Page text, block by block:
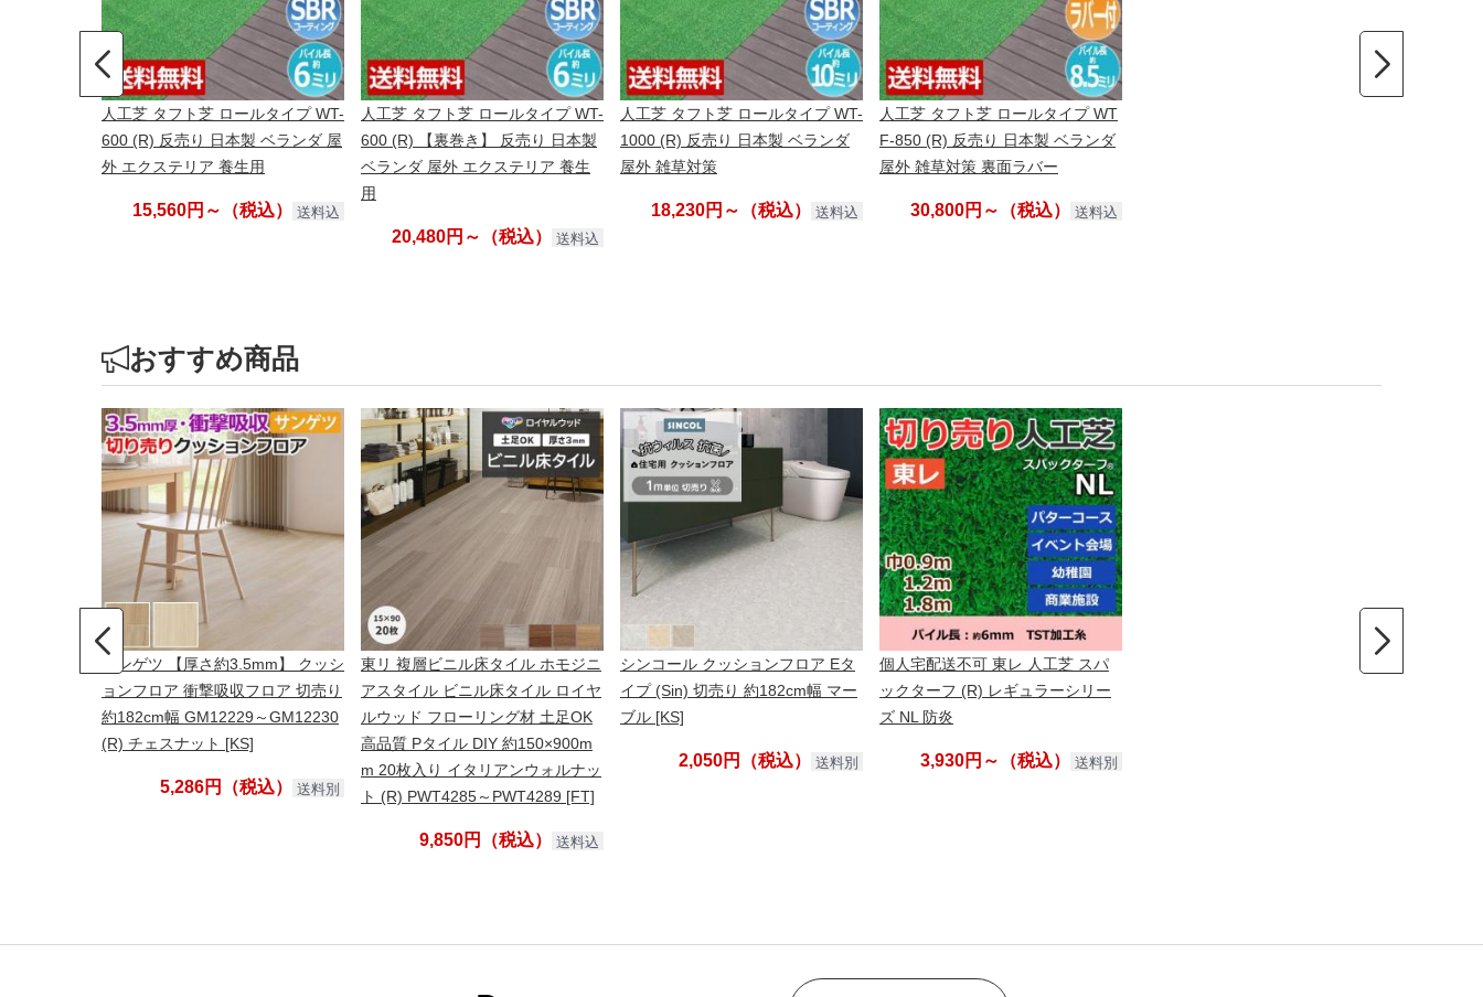
人工芝 タフト芝 ロールタイプ WT-
600 (R) 反売り 日本製 ベランダ 屋
外 エクステリア 養生用
15,560円～（税込） 送料込
人工芝 タフト芝 ロールタイプ WT-
600 (R) 【裏巻き】 反売り 日本製
ベランダ 屋外 エクステリア 養生
用
20,480円～（税込） 送料込
人工芝 タフト芝 ロールタイプ WT-
1000 (R) 反売り 日本製 ベランダ
屋外 雑草対策
18,230円～（税込） 送料込
人工芝 タフト芝 ロールタイプ WT
F-850 (R) 反売り 日本製 ベランダ
屋外 雑草対策 裏面ラバー
30,800円～（税込） 送料込
おすすめ商品
サンゲツ 【厚さ約3.5mm】 クッシ
ョンフロア 衝撃吸収フロア 切売り
約182cm幅 GM12229～GM12230
(R) チェスナット [KS]
5,286円（税込） 送料別
東リ 複層ビニル床タイル ホモジニ
アスタイル ビニル床タイル ロイヤ
ルウッド フローリング材 土足OK
高品質 Pタイル DIY 約150×900m
m 20枚入り イタリアンウォルナッ
ト (R) PWT4285～PWT4289 [FT]
9,850円（税込） 送料込
シンコール クッションフロア Eタ
イプ (Sin) 切売り 約182cm幅 マー
ブル [KS]
2,050円（税込） 送料別
個人宅配送不可 東レ 人工芝 スパ
ックターフ (R) レギュラーシリー
ズ NL 防炎
3,930円～（税込） 送料別